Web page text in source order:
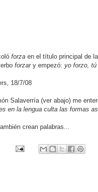
forza en el título principal de
forzary empezó: yo forzo,
18/7/08
Salaverría (ver abajo) me
en la lengua culta las formas
crean palabras...